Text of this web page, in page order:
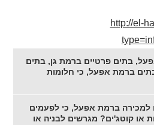
http://el-
בתים פרטיים ברמת גן, בתים
ברמת אפעל, כי חלומות
למכירה ברמת אפעל, כי לפעמים
או קוטג'ים? מגרשים לבניה או